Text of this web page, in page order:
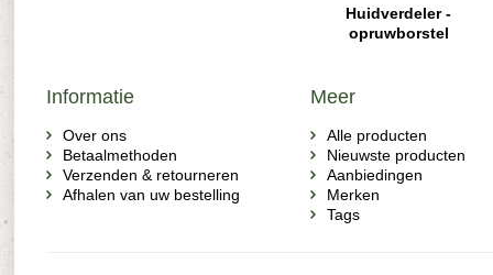
Huidverdeler -
opruwborstel
Informatie
Over ons
Betaalmethoden
Verzenden & retourneren
Afhalen van uw bestelling
Meer
Alle producten
Nieuwste producten
Aanbiedingen
Merken
Tags